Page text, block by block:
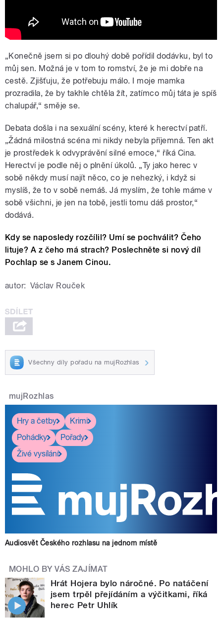
„Konečně jsem si po dlouhý době pořídil dodávku, byl to
můj sen. Možná je v tom to romství, že je mi dobře na
cestě. Zjišťuju, že potřebuju málo. I moje mamka
prozradila, že by takhle chtěla žít, zatímco můj táta je spíš
chalupář,“ směje se.
Debata došla i na sexuální scény, které k herectví patří.
„Žádná milostná scéna mi nikdy nebyla příjemná. Ten akt
je prostředek k odvyprávění silné emoce,“ říká Cina.
Herectví je podle něj o plnění úkolů. „Ty jako herec v
sobě někdy musí najít něco, co je nehezký, i když si
myslíš, že to v sobě nemáš. Já myslím, že tohle máme v
sobě všichni, je jen na tobě, jestli tomu dáš prostor,“
dodává.
Kdy se naposledy rozčílil? Umí se pochválit? Čeho
lituje? A z čeho má strach? Poslechněte si nový díl
Pochlap se s Janem Cinou.
autor: Václav Rouček
Všechny díly pořadu na mujRozhlas
mujRozhlas
Hry a četby
Krimi
Pohádky
Pořady
Živé vysílání
Audiosvět Českého rozhlasu na jednom místě
MOHLO BY VÁS ZAJÍMAT
Hrát Hojera bylo náročné. Po natáčení
jsem trpěl přejídáním a výčitkami, říká
herec Petr Uhlík